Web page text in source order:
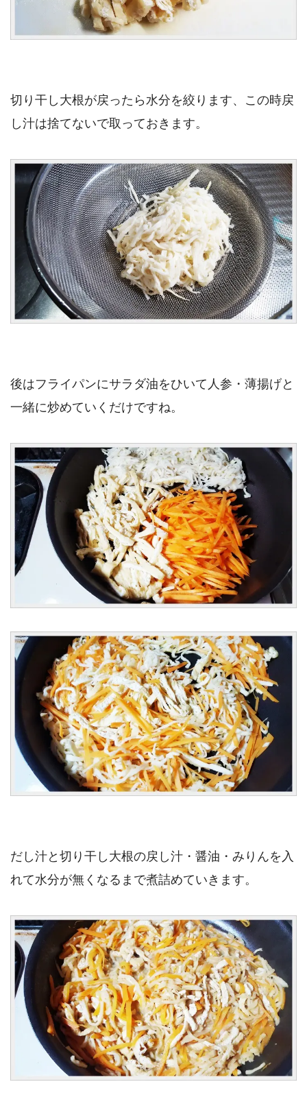
切り干し大根が戻ったら水分を絞ります、この時戻
し汁は捨てないで取っておきます。
後はフライパンにサラダ油をひいて人参・薄揚げと
一緒に炒めていくだけですね。
だし汁と切り干し大根の戻し汁・醤油・みりんを入
れて水分が無くなるまで煮詰めていきます。